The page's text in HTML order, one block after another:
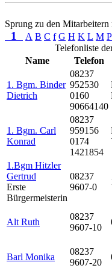
Sprung zu den
1 A B C f G H K L M P
Telefonliste
Name
Telefon
1. Bgm. Binder
Dietrich
08237
952530
0160
90664140
1. Bgm. Carl
Konrad
08237
959156
0174
1421854
1.Bgm Hitzler
Gertrud
Erste
Bürgermeisterin
08237
9607-0
Alt Ruth
08237
9607-10
Barl Monika
08237
9607-20